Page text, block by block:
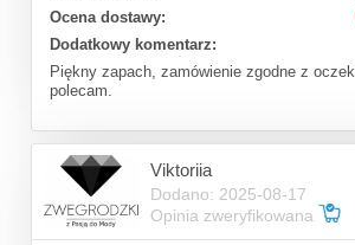
Ocena dostawy:
Dodatkowy komentarz:
Piękny zapach, zamówienie zgodne z
polecam.
Viktoriia
Dodano: 2025-08-17
Opinia zweryfikowana